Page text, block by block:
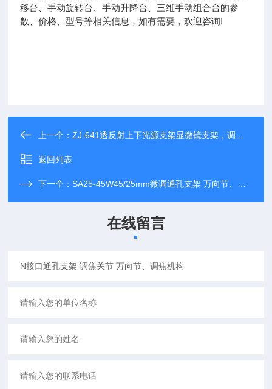
移台、手动旋转台、手动升降台、三维手动组合台的参
数、价格、型号等相关信息，如有需要，欢迎咨询!
上一个：ZJ-641透反射上下光源支架显微镜支架，调焦架
返回列表
下一个：SA25-45W45/25mm微调通孔支架 万向节、调焦机构
在线留言